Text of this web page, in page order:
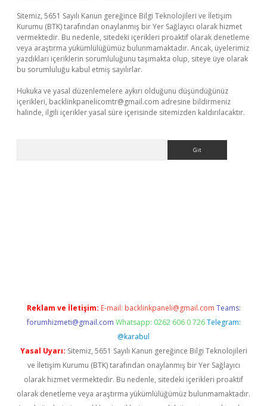
Sitemiz, 5651 Sayılı Kanun gereğince Bilgi Teknolojileri ve İletişim
Kurumu (BTK) tarafından onaylanmış bir Yer Sağlayıcı olarak hizmet
vermektedir. Bu nedenle, sitedeki içerikleri proaktif olarak denetleme
veya araştırma yükümlülüğümüz bulunmamaktadır. Ancak, üyelerimiz
yazdıkları içeriklerin sorumluluğunu taşımakta olup, siteye üye olarak
bu sorumluluğu kabul etmiş sayılırlar.
Hukuka ve yasal düzenlemelere aykırı olduğunu düşündüğünüz
içerikleri, backlinkpanelicomtr@gmail.com adresine bildirmeniz
halinde, ilgili içerikler yasal süre içerisinde sitemizden kaldırılacaktır.
Reklam ve İletişim: E-mail: backlinkpaneli@gmail.com Teams:
forumhizmeti@gmail.com Whatsapp: 0262 606 0 726 Telegram:
@karabul
Yasal Uyarı: Sitemiz, 5651 Sayılı Kanun gereğince Bilgi Teknolojileri
ve İletişim Kurumu (BTK) tarafından onaylanmış bir Yer Sağlayıcı
olarak hizmet vermektedir. Bu nedenle, sitedeki içerikleri proaktif
olarak denetleme veya araştırma yükümlülüğümüz bulunmamaktadır.